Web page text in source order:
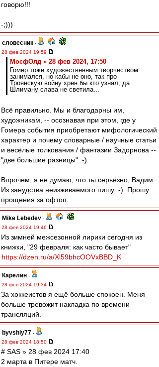
говорю!!!
-;)))
словесник -
28 фев 2024 19:59
МосфОлд » 28 фев 2024, 17:50
Гомер тоже художественным творчеством
занимался, но кабы не оно, так про
Троянскую войну хрен бы кто узнал, да
Шлиману слава не светила...
Всё правильно. Мы и благодарны им,
художникам, -- осознавая при этом, где у
Гомера события приобретают мифологический
характер и почему словарные / научные статьи
и весёлые толкования / фантазии Задорнова --
"две большие разницы" :-).
Впрочем, я не думаю, что ты серьёзно, Вадим.
Из занудства неизживаемого пишу :-). Прошу
прощения за офтоп.
Mike Lebedev -
28 фев 2024 19:46
Из зимней межсезонной лирики сегодня из
книжки, "29 февраля: как часто бывает"
https://dzen.ru/a/Xl59bhcOOVxBBD_K
Карелин -
28 фев 2024 19:34
За хоккеистов я ещё больше спокоен. Меня
больше тревожит накладка по времени
трансляций.
byvshiy77 -
28 фев 2024 18:50
# SAS » 28 фев 2024 17:40
2 марта в Питере матч.